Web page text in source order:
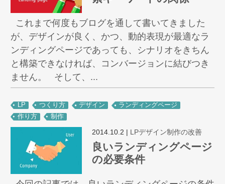
これまで何度もブログを通して書いてきました
が、デザインが良く、かつ、動的表現が最適なラ
ンディングページであっても、シナリオをきちん
と構築できなければ、コンバージョンに結びつき
ません。 そして、...
LP つくり方 デザイン
ランディングページ
作り方
制作
2014.10.2 | LPデザイン制作の改善
良いランディングページ
の必要条件